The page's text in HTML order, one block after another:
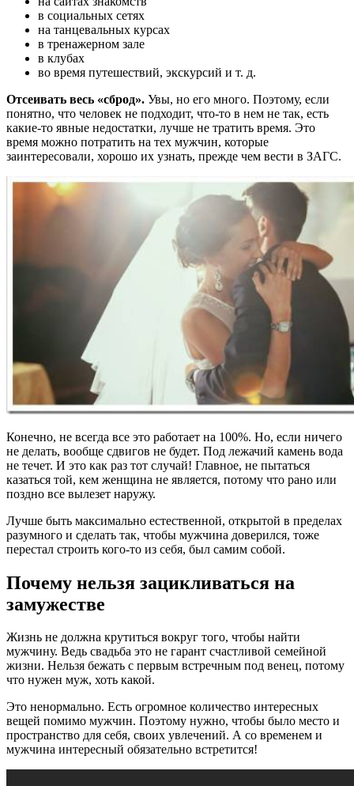
в социальных сетях
на танцевальных курсах
в тренажерном зале
в клубах
во время путешествий, экскурсий и т. д.
Отсеивать весь «сброд». Увы, но его много. Поэтому, если
понятно, что человек не подходит, что-то в нем не так, есть
какие-то явные недостатки, лучше не тратить время. Это
время можно потратить на тех мужчин, которые
заинтересовали, хорошо их узнать, прежде чем вести в ЗАГС.
Конечно, не всегда все это работает на 100%. Но, если ничего
не делать, вообще сдвигов не будет. Под лежачий камень вода
не течет. И это как раз тот случай! Главное, не пытаться
казаться той, кем женщина не является, потому что рано или
поздно все вылезет наружу.
Лучше быть максимально естественной, открытой в пределах
разумного и сделать так, чтобы мужчина доверился, тоже
перестал строить кого-то из себя, был самим собой.
Почему нельзя зацикливаться на
замужестве
Жизнь не должна крутиться вокруг того, чтобы найти
мужчину. Ведь свадьба это не гарант счастливой семейной
жизни. Нельзя бежать с первым встречным под венец, потому
что нужен муж, хоть какой.
Это ненормально. Есть огромное количество интересных
вещей помимо мужчин. Поэтому нужно, чтобы было место и
пространство для себя, своих увлечений. А со временем и
мужчина интересный обязательно встретится!